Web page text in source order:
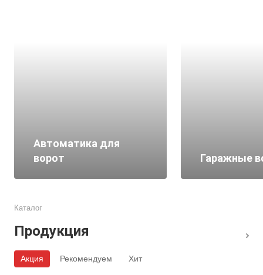
Автоматика для
ворот
Гаражные
Каталог
Продукция
Акция Рекомендуем Хит